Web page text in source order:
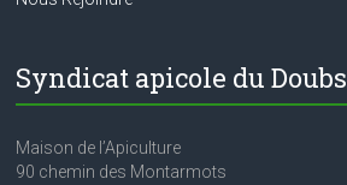
Syndicat apicole du Doubs
Maison de l’Apiculture
90 chemin des Montarmots